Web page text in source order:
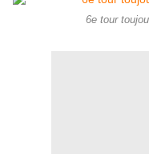
6e tour